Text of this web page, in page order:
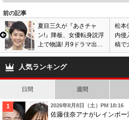
前の記事
夏目三久が『あさチャ
ン!』降板、女優転身説浮
上で物議! 月9ドラマ出演
の可能性も? 有吉弘行と
の熱愛交際疑惑と関係
松本
内侵
稿で
文掲
人気ランキング
日間 週間
2026年8月8日（土）PM 18:16
佐藤佳奈アナがレインボ